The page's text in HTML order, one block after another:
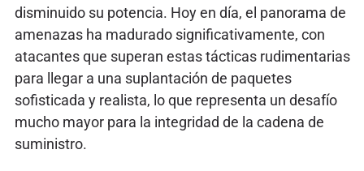
disminuido su potencia. Hoy en día, el panorama de
amenazas ha madurado significativamente, con
atacantes que superan estas tácticas rudimentarias
para llegar a una suplantación de paquetes
sofisticada y realista, lo que representa un desafío
mucho mayor para la integridad de la cadena de
suministro.